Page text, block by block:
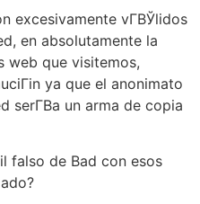
excesivamente vГ­ВЎlidos
en absolutamente la
web que visitemos,
ya que el anonimato
serГ­В­a un arma de copia
falso de Bad con esos